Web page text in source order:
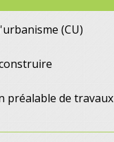
(CU)
préalable de travaux